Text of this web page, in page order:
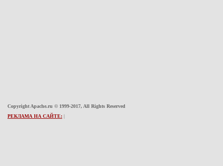
Copyright Apache.ru © 1999-2017, All Rights Reserved
РЕКЛАМА НА САЙТЕ: |